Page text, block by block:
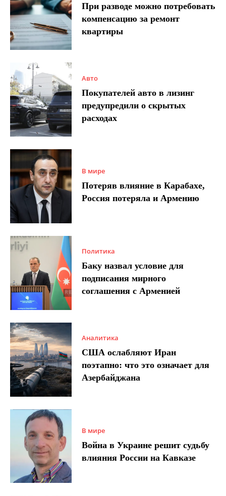
При разводе можно потребовать
компенсацию за ремонт
квартиры
Авто
Покупателей авто в лизинг
предупредили о скрытых
расходах
В мире
Потеряв влияние в Карабахе,
Россия потеряла и Армению
Политика
Баку назвал условие для
подписания мирного
соглашения с Арменией
Аналитика
США ослабляют Иран
поэтапно: что это означает для
Азербайджана
В мире
Война в Украине решит судьбу
влияния России на Кавказе